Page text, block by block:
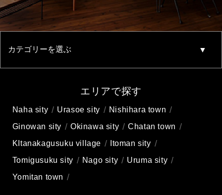
エリアで探す
Naha sity Urasoe sity
Nishihara town
Ginowan sity
Okinawa sity
Chatan town
KItanakagusuku village
Itoman sity
Tomigusuku sity
Nago sity
Uruma sity
Yomitan town